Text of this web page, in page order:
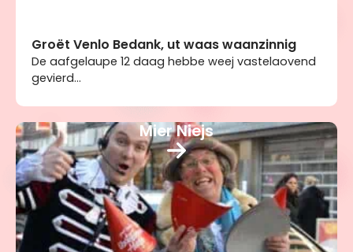
Groët Venlo Bedank, ut waas waanzinnig
De aafgelaupe 12 daag hebbe weej vastelaovend
gevierd...
Mier Niejs